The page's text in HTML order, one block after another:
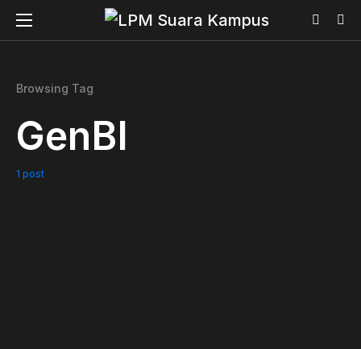
Browsing Tag
GenBI
1 post